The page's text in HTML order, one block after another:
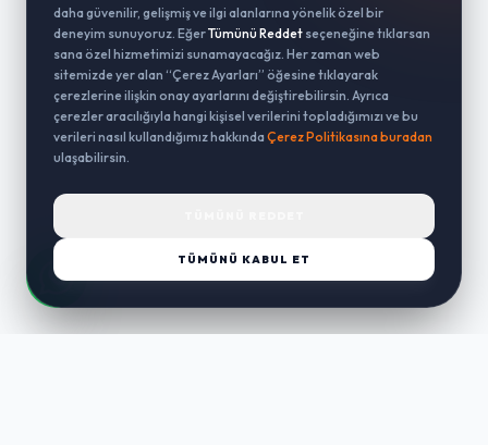
daha güvenilir, gelişmiş ve ilgi alanlarına yönelik özel bir
deneyim sunuyoruz. EğerTümünü Reddet seçeneğine tıklarsan
sana özel hizmetimizi sunamayacağız. Her zaman web
sitemizde yer alan “Çerez Ayarları” öğesine tıklayarak
çerezlerine ilişkin onay ayarlarını değiştirebilirsin. Ayrıca
çerezler aracılığıyla hangi kişisel verilerini topladığımızı ve bu
verileri nasıl kullandığımız hakkında Çerez Politikasına buradan
ulaşabilirsin.
TÜMÜNÜ KABUL ET